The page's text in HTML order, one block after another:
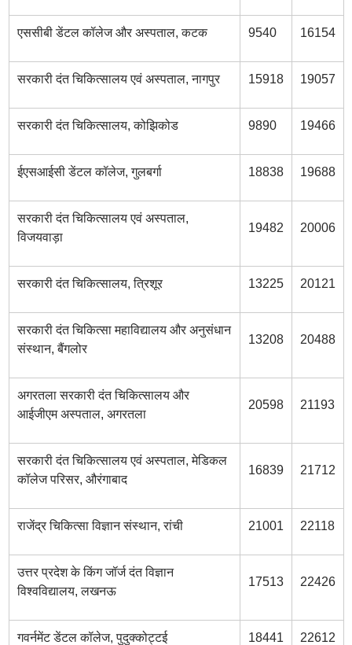
एससीबी डेंटल कॉलेज और अस्पताल, कटक 9540 16154
सरकारी दंत चिकित्सालय एवं अस्पताल, नागपुर 15918 19057
सरकारी दंत चिकित्सालय, कोझिकोड 9890 19466
ईएसआईसी डेंटल कॉलेज, गुलबर्गा 18838 19688
सरकारी दंत चिकित्सालय एवं अस्पताल,
विजयवाड़ा
19482 20006
सरकारी दंत चिकित्सालय, त्रिशूर 13225 20121
सरकारी दंत चिकित्सा महाविद्यालय और अनुसंधान
संस्थान, बैंगलोर
13208 20488
अगरतला सरकारी दंत चिकित्सालय और
आईजीएम अस्पताल, अगरतला
20598 21193
सरकारी दंत चिकित्सालय एवं अस्पताल, मेडिकल
कॉलेज परिसर, औरंगाबाद
16839 21712
राजेंद्र चिकित्सा विज्ञान संस्थान, रांची 21001 22118
उत्तर प्रदेश के किंग जॉर्ज दंत विज्ञान
विश्वविद्यालय, लखनऊ
17513 22426
गवर्नमेंट डेंटल कॉलेज, पुदुक्कोट्टई 18441 22612